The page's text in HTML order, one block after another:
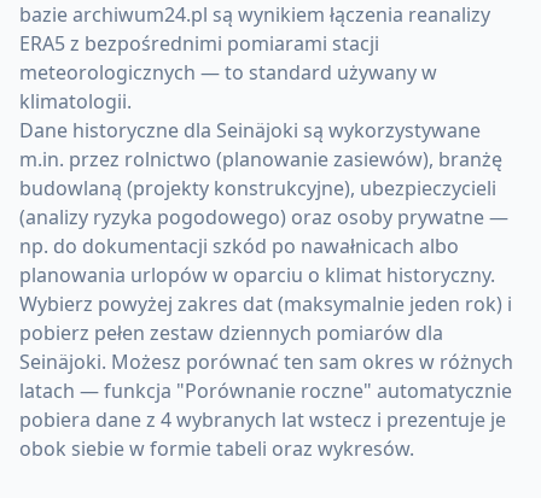
bazie archiwum24.pl są wynikiem łączenia reanalizy
ERA5 z bezpośrednimi pomiarami stacji
meteorologicznych — to standard używany w
klimatologii.
Dane historyczne dla Seinäjoki są wykorzystywane
m.in. przez rolnictwo (planowanie zasiewów), branżę
budowlaną (projekty konstrukcyjne), ubezpieczycieli
(analizy ryzyka pogodowego) oraz osoby prywatne —
np. do dokumentacji szkód po nawałnicach albo
planowania urlopów w oparciu o klimat historyczny.
Wybierz powyżej zakres dat (maksymalnie jeden rok) i
pobierz pełen zestaw dziennych pomiarów dla
Seinäjoki. Możesz porównać ten sam okres w różnych
latach — funkcja "Porównanie roczne" automatycznie
pobiera dane z 4 wybranych lat wstecz i prezentuje je
obok siebie w formie tabeli oraz wykresów.